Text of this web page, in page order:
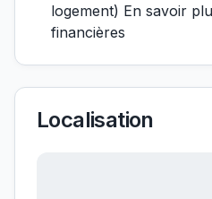
logement) En savoir
financières
Localisation